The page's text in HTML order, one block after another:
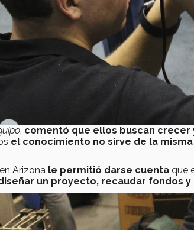
comentó que ellos buscan crecer
el conocimiento no sirve de la
Arizona le permitió darse cuenta que
un proyecto, recaudar fondos